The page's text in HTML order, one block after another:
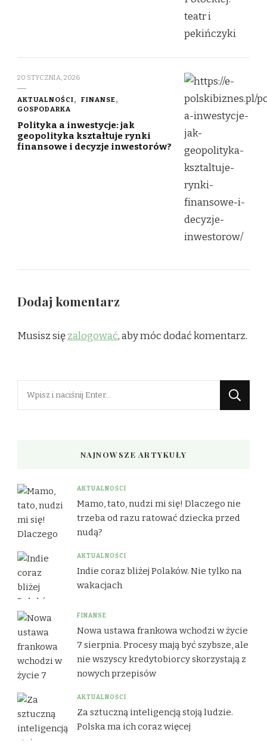
20 STYCZNIA, 2026
AKTUALNOŚCI
FINANSE
GOSPODARKA
Polityka a inwestycje: jak
geopolityka kształtuje rynki
finansowe i decyzje inwestorów?
Dodaj komentarz
Musisz sięzalogować, aby móc dodać komentarz.
Szukasz
NAJNOWSZE ARTYKUŁY
AKTUALNOŚCI
Mamo, tato, nudzi mi się! Dlaczego nie
trzeba od razu ratować dziecka przed
nudą?
AKTUALNOŚCI
Indie coraz bliżej Polaków. Nie tylko na
wakacjach
FINANSE
Nowa ustawa frankowa wchodzi w życie
7 sierpnia. Procesy mają być szybsze, ale
nie wszyscy kredytobiorcy skorzystają z
nowych przepisów
AKTUALNOŚCI
Za sztuczną inteligencją stoją ludzie.
Polska ma ich coraz więcej